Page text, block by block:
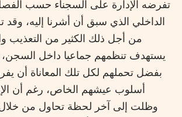
الداخلي الذي سبق أن أشرنا إليه، وقد
من أجل ذلك الكثير من التعذيب
يستهدف تنظمهم جماعيا داخل السجن،
بفضل تحملهم لكل تلك المعاناة أن
أسلوب عيشهم الخاص، رغم أن
وظلت إلى آخر لحظة تحاول من